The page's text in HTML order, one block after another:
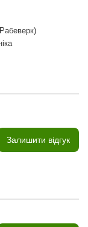
Залишити відгук